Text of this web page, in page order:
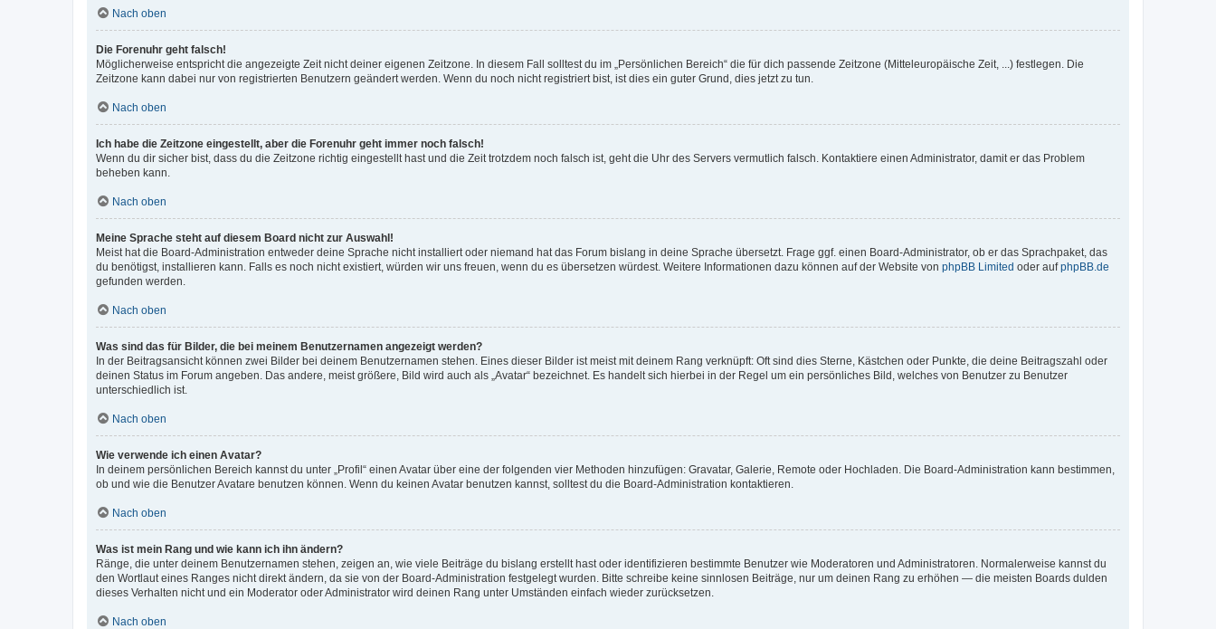
Nach oben
Die Forenuhr geht falsch!
Möglicherweise entspricht die angezeigte Zeit nicht deiner eigenen Zeitzone. In diesem Fall solltest du im „Persönlichen Bereich“ die für dich passende Zeitzone (Mitteleuropäische Zeit, ...) festlegen. Die
Zeitzone kann dabei nur von registrierten Benutzern geändert werden. Wenn du noch nicht registriert bist, ist dies ein guter Grund, dies jetzt zu tun.
Nach oben
Ich habe die Zeitzone eingestellt, aber die Forenuhr geht immer noch falsch!
Wenn du dir sicher bist, dass du die Zeitzone richtig eingestellt hast und die Zeit trotzdem noch falsch ist, geht die Uhr des Servers vermutlich falsch. Kontaktiere einen Administrator, damit er das Problem
beheben kann.
Nach oben
Meine Sprache steht auf diesem Board nicht zur Auswahl!
Meist hat die Board-Administration entweder deine Sprache nicht installiert oder niemand hat das Forum bislang in deine Sprache übersetzt. Frage ggf. einen Board-Administrator, ob er das Sprachpaket, das
du benötigst, installieren kann. Falls es noch nicht existiert, würden wir uns freuen, wenn du es übersetzen würdest. Weitere Informationen dazu können auf der Website von phpBB Limited oder aufphpBB.de
gefunden werden.
Nach oben
Was sind das für Bilder, die bei meinem Benutzernamen angezeigt werden?
In der Beitragsansicht können zwei Bilder bei deinem Benutzernamen stehen. Eines dieser Bilder ist meist mit deinem Rang verknüpft: Oft sind dies Sterne, Kästchen oder Punkte, die deine Beitragszahl oder
deinen Status im Forum angeben. Das andere, meist größere, Bild wird auch als „Avatar“ bezeichnet. Es handelt sich hierbei in der Regel um ein persönliches Bild, welches von Benutzer zu Benutzer
unterschiedlich ist.
Nach oben
Wie verwende ich einen Avatar?
In deinem persönlichen Bereich kannst du unter „Profil“ einen Avatar über eine der folgenden vier Methoden hinzufügen: Gravatar, Galerie, Remote oder Hochladen. Die Board-Administration kann bestimmen,
ob und wie die Benutzer Avatare benutzen können. Wenn du keinen Avatar benutzen kannst, solltest du die Board-Administration kontaktieren.
Nach oben
Was ist mein Rang und wie kann ich ihn ändern?
Ränge, die unter deinem Benutzernamen stehen, zeigen an, wie viele Beiträge du bislang erstellt hast oder identifizieren bestimmte Benutzer wie Moderatoren und Administratoren. Normalerweise kannst du
den Wortlaut eines Ranges nicht direkt ändern, da sie von der Board-Administration festgelegt wurden. Bitte schreibe keine sinnlosen Beiträge, nur um deinen Rang zu erhöhen — die meisten Boards dulden
dieses Verhalten nicht und ein Moderator oder Administrator wird deinen Rang unter Umständen einfach wieder zurücksetzen.
Nach oben